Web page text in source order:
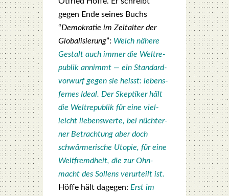
gegen Ende sei­nes Buchs
“Demo­kra­tie im Zeit­al­ter der
Glo­ba­li­sie­rung”: Welch nähe­re
Gestalt auch immer die Welt­re­
pu­blik annimmt — ein Stan­dard­
vor­wurf gegen sie heisst: lebens­
fer­nes Ide­al. Der Skep­ti­ker hält
die Welt­re­pu­blik für eine viel­
leicht lie­bens­wer­te, bei nüch­ter­
ner Betrach­tung aber doch
schwär­me­ri­sche Uto­pie, für eine
Welt­fremd­heit, die zur Ohn­
macht des Sol­lens ver­ur­teilt ist.
Höf­fe hält dage­gen: Erst im